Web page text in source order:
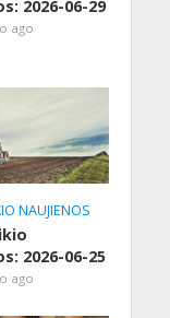
2026-06-29
ago
NAUJIENOS
2026-06-25
ago